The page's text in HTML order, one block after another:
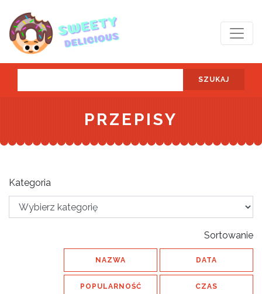
SZUKAJ
PRZEPISY
Kategoria
Sortowanie
NAZWA DATA
POPULARNOŚĆ CZAS